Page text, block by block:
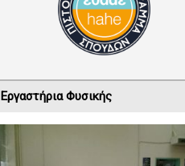
Εργαστήρια Φυσικής